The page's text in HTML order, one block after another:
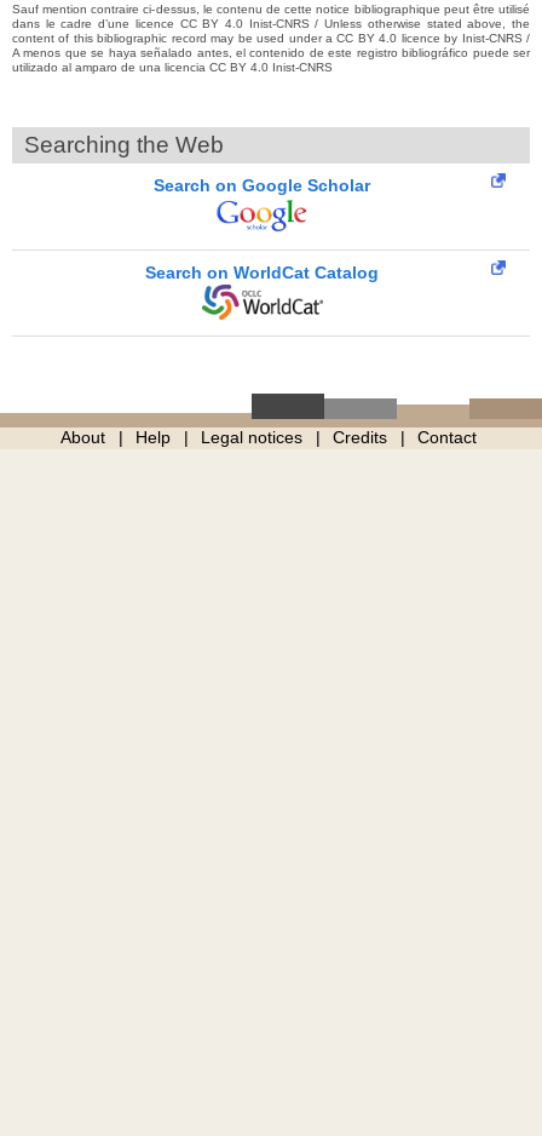
Sauf mention contraire ci-dessus, le contenu de cette notice bibliographique peut être utilisé
dans le cadre d’une licence CC BY 4.0 Inist-CNRS / Unless otherwise stated above, the
content of this bibliographic record may be used under a CC BY 4.0 licence by Inist-CNRS /
A menos que se haya señalado antes, el contenido de este registro bibliográfico puede ser
utilizado al amparo de una licencia CC BY 4.0 Inist-CNRS
Searching the Web
Search on Google Scholar
Search on WorldCat Catalog
About Help Legal notices Credits Contact